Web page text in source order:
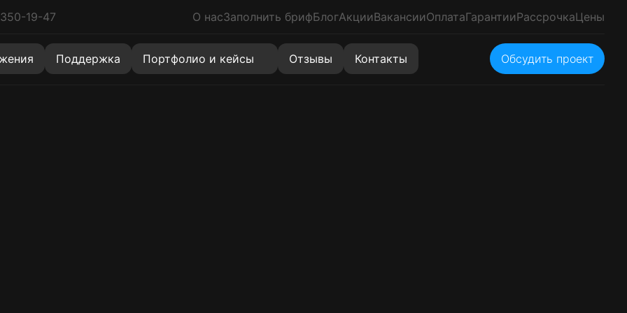
19-47 О насЗаполнить брифБлогАкцииВакансииОплатаГарантииРассрочкаЦены
Поддержка Портфолио и кейсы Отзывы Контакты Обсудить проект
с политикой персональных данных